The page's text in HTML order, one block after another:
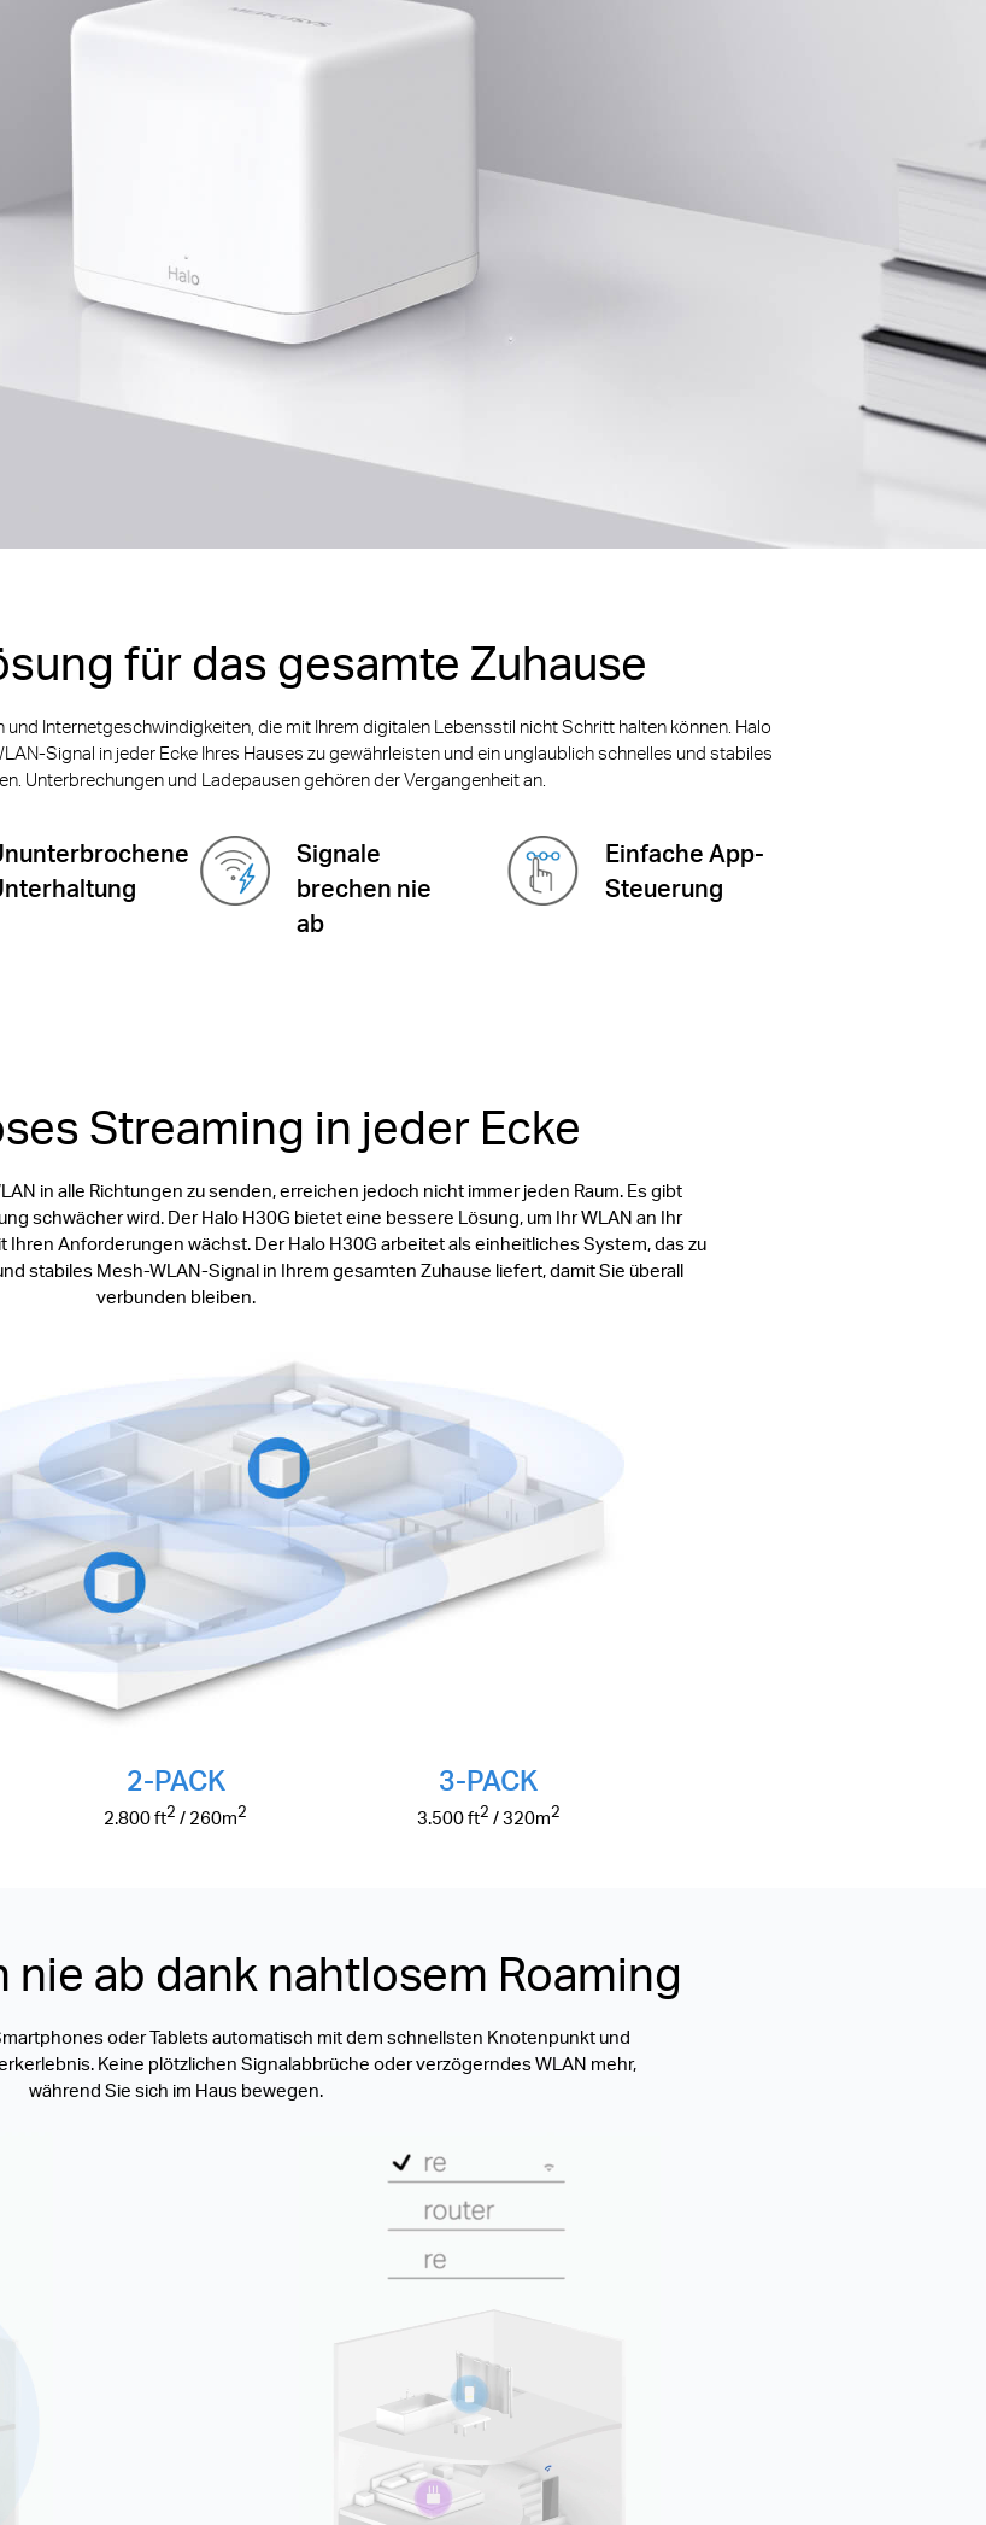
für das gesamte Zuhause
Internetgeschwindigkeiten, die mit Ihrem digitalen Lebensstil nicht Schritt halten können. Halo
Signal in jeder Ecke Ihres Hauses zu gewährleisten und ein unglaublich schnelles und stabiles
Unterbrechungen und Ladepausen gehören der Vergangenheit an.
Signale
brechen nie
ab
Einfache App-
Steuerung
Streaming in jeder Ecke
in alle Richtungen zu senden, erreichen jedoch nicht immer jeden Raum. Es gibt
schwächer wird. Der Halo H30G bietet eine bessere Lösung, um Ihr WLAN an Ihr
Ihren Anforderungen wächst. Der Halo H30G arbeitet als einheitliches System, das zu
stabiles Mesh-WLAN-Signal in Ihrem gesamten Zuhause liefert, damit Sie überall
verbunden bleiben.
2-PACK
2.800ft2 / 260m2
3-PACK
3.500ft2 / 320m2
ab dank nahtlosem Roaming
oder Tablets automatisch mit dem schnellsten Knotenpunkt und
Keine plötzlichen Signalabbrüche oder verzögerndes WLAN mehr,
während Sie sich im Haus bewegen.